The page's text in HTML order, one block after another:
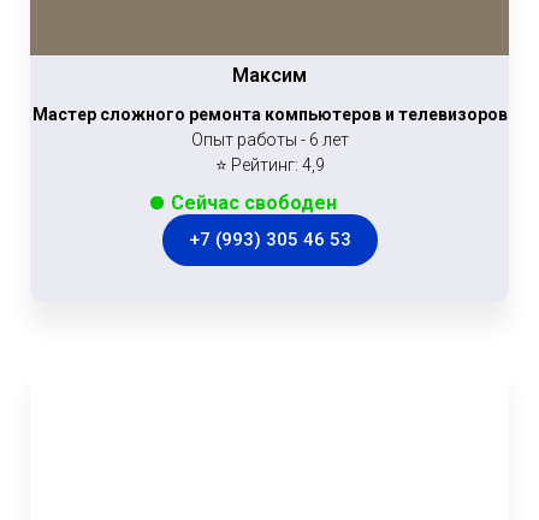
Максим
Мастер сложного ремонта компьютеров и телевизоров
Опыт работы - 6 лет
⭐ Рейтинг: 4,9
Сейчас свободен
+7 (993) 305 46 53